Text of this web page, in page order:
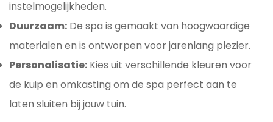
instelmogelijkheden.
Duurzaam: De spa is gemaakt van hoogwaardige
materialen en is ontworpen voor jarenlang plezier.
Personalisatie: Kies uit verschillende kleuren voor
de kuip en omkasting om de spa perfect aan te
laten sluiten bij jouw tuin.